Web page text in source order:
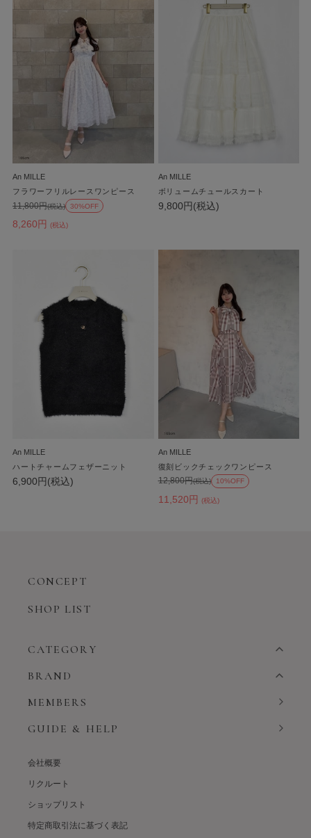
An MILLE
フラワーフリルレースワンピース
8,260円 (税込)
11,800円(税込) 30%OFF
An MILLE
ボリュームチュールスカート
9,800円(税込)
An MILLE
ハートチャームフェザーニット
6,900円(税込)
An MILLE
復刻ビックチェックワンピース
11,520円 (税込)
12,800円(税込) 10%OFF
CONCEPT
SHOP LIST
CATEGORY
BRAND
MEMBERS
GUIDE & HELP
会社概要
リクルート
ショップリスト
特定商取引法に基づく表記